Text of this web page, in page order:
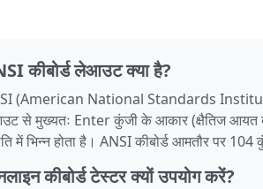
कीबोर्ड लेआउट क्या है?
(American National Standards Institute)
से मुख्यतः Enter कुंजी के आकार (क्षैतिज आयत
में भिन्न होता है। ANSI कीबोर्ड आमतौर पर
कीबोर्ड टेस्टर क्यों उपयोग करें?